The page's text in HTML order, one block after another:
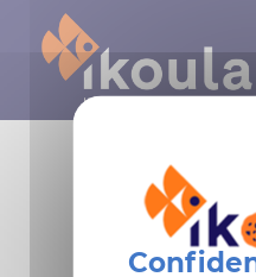
Panneau de gestion des cookies